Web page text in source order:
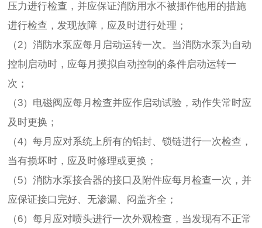
压力进行检查，并应保证消防用水不被挪作他用的措施
进行检查，发现故障，应及时进行处理；
（2）消防水泵应每月启动运转一次。当消防水泵为自动
控制启动时，应每月摸拟自动控制的条件启动运转一
次；
（3）电磁阀应每月检查并应作启动试验，动作失常时应
及时更换；
（4）每月应对系统上所有的铅封、锁链进行一次检查，
当有损坏时，应及时修理或更换；
（5）消防水泵接合器的接口及附件应每月检查一次，并
应保证接口完好、无渗漏、闷盖齐全；
（6）每月应对喷头进行一次外观检查，当发现有不正常